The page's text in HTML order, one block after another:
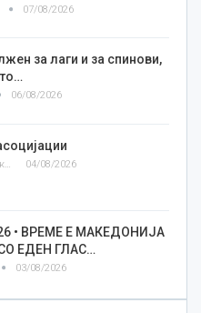
07/08/2026
за лаги и за спинови,
06/08/2026
Златко Теодосиевски 04/08/2026
• ВРЕМЕ Е МАКЕДОНИЈА
ЕДЕН ГЛАС…
03/08/2026